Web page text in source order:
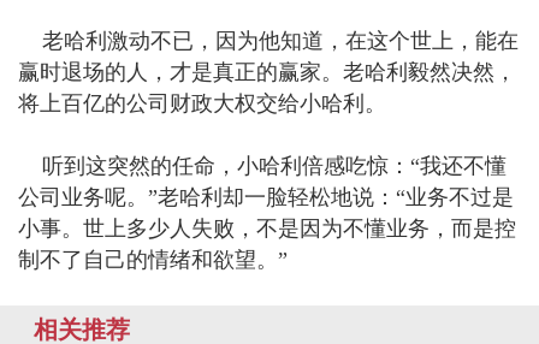
老哈利激动不已，因为他知道，在这个世上，能在
赢时退场的人，才是真正的赢家。老哈利毅然决然，
将上百亿的公司财政大权交给小哈利。
听到这突然的任命，小哈利倍感吃惊：“我还不懂
公司业务呢。”老哈利却一脸轻松地说：“业务不过是
小事。世上多少人失败，不是因为不懂业务，而是控
制不了自己的情绪和欲望。”
相关推荐